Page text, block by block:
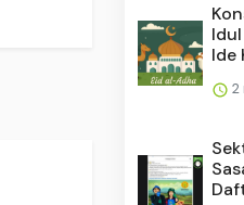
Ide
2